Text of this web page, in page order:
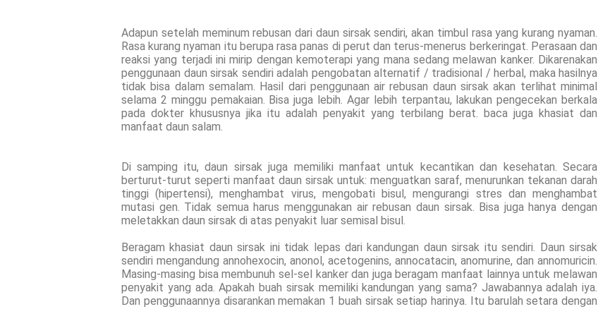
Adapun setelah meminum rebusan dari daun sirsak sendiri, akan timbul rasa yang kurang nyaman.
Rasa kurang nyaman itu berupa rasa panas di perut dan terus-menerus berkeringat. Perasaan dan
reaksi yang terjadi ini mirip dengan kemoterapi yang mana sedang melawan kanker. Dikarenakan
penggunaan daun sirsak sendiri adalah pengobatan alternatif / tradisional / herbal, maka hasilnya
tidak bisa dalam semalam. Hasil dari penggunaan air rebusan daun sirsak akan terlihat minimal
selama 2 minggu pemakaian. Bisa juga lebih. Agar lebih terpantau, lakukan pengecekan berkala
pada dokter khususnya jika itu adalah penyakit yang terbilang berat. baca juga khasiat dan
manfaat daun salam.
Di samping itu, daun sirsak juga memiliki manfaat untuk kecantikan dan kesehatan. Secara
berturut-turut seperti manfaat daun sirsak untuk: menguatkan saraf, menurunkan tekanan darah
tinggi (hipertensi), menghambat virus, mengobati bisul, mengurangi stres dan menghambat
mutasi gen. Tidak semua harus menggunakan air rebusan daun sirsak. Bisa juga hanya dengan
meletakkan daun sirsak di atas penyakit luar semisal bisul.
Beragam khasiat daun sirsak ini tidak lepas dari kandungan daun sirsak itu sendiri. Daun sirsak
sendiri mengandung annohexocin, anonol, acetogenins, annocatacin, anomurine, dan annomuricin.
Masing-masing bisa membunuh sel-sel kanker dan juga beragam manfaat lainnya untuk melawan
penyakit yang ada. Apakah buah sirsak memiliki kandungan yang sama? Jawabannya adalah iya.
Dan penggunaannya disarankan memakan 1 buah sirsak setiap harinya. Itu barulah setara dengan